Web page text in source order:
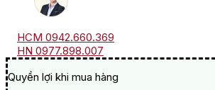
HCM 0942.660.369
HN 0977.898.007
Quyền lợi khi mua hàng